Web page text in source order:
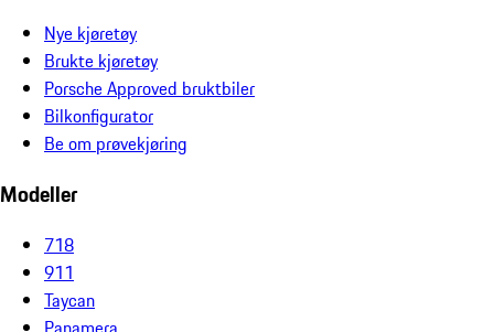
Nye kjøretøy
Brukte kjøretøy
Porsche Approved bruktbiler
Bilkonfigurator
Be om prøvekjøring
Modeller
718
911
Taycan